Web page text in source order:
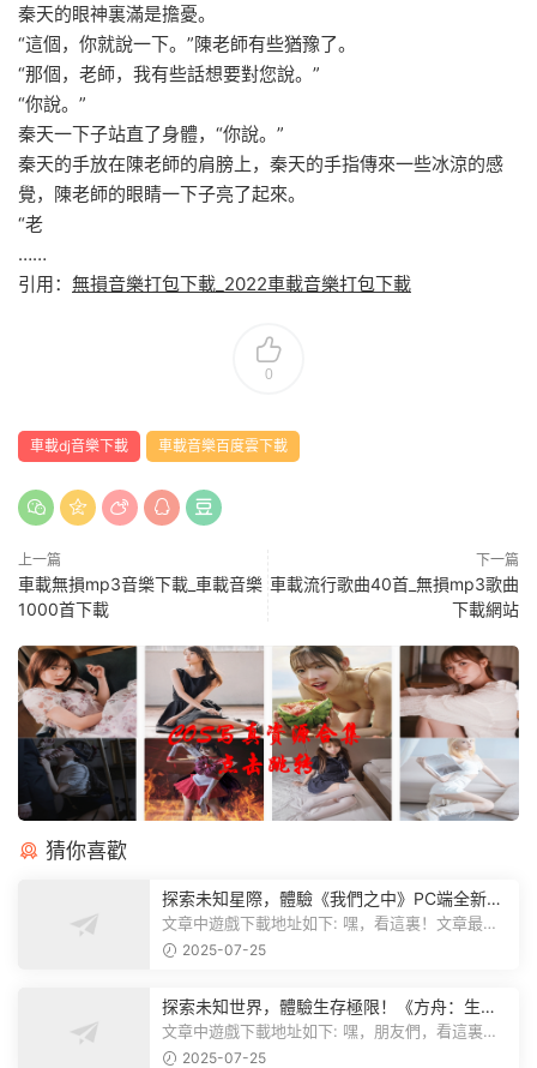
秦天的眼神裏滿是擔憂。
“這個，你就說一下。”陳老師有些猶豫了。
“那個，老師，我有些話想要對您說。”
“你說。”
秦天一下子站直了身體，“你說。”
秦天的手放在陳老師的肩膀上，秦天的手指傳來一些冰涼的感
覺，陳老師的眼睛一下子亮了起來。
“老
……
引用： 無損音樂打包下載_2022車載音樂打包下載
0
車載dj音樂下載 車載音樂百度雲下載
上一篇
車載無損mp3音樂下載_車載音樂
1000首下載
下一篇
車載流行歌曲40首_無損mp3歌曲
下載網站
猜你喜歡
探索未知星際，體驗《我們之中》PC端全新版
本
文章中遊戲下載地址如下: 嘿，看這裏！文章最後
有個圖片，點一下就能加入我們遊...
2025-07-25
探索未知世界，體驗生存極限！《方舟：生存
飛升》v38.9中文版全新升級！
文章中遊戲下載地址如下: 嘿，朋友們，看這裏！
《方舟：生存飛升》這個遊戲超火...
2025-07-25